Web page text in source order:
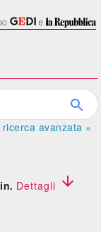
avanzata »
Dettagli 